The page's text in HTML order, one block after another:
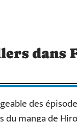
dans
des
du manga de